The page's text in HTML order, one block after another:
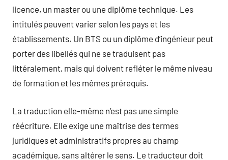
licence, un master ou une diplôme technique. Les
intitulés peuvent varier selon les pays et les
établissements. Un BTS ou un diplôme d’ingénieur peut
porter des libellés qui ne se traduisent pas
littéralement, mais qui doivent refléter le même niveau
de formation et les mêmes prérequis.
La traduction elle-même n’est pas une simple
réécriture. Elle exige une maîtrise des termes
juridiques et administratifs propres au champ
académique, sans altérer le sens. Le traducteur doit